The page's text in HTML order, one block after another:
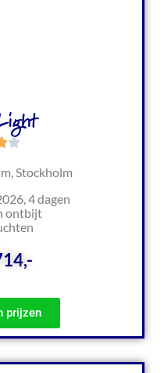
Stockholm
4 dagen
ontbijt
prijzen